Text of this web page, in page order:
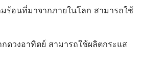
ร้อนที่มาจากภายในโลก สามารถใช้
ดวงอาทิตย์ สามารถใช้ผลิตกระแส